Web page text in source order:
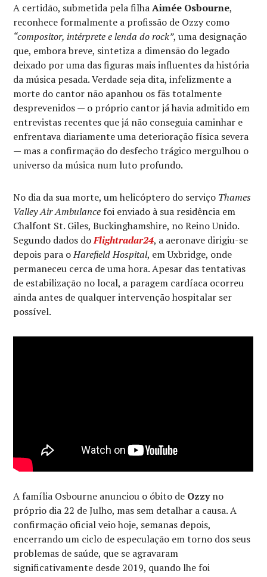
A certidão, submetida pela filhaAimée Osbourne,
reconhece formalmente a profissão de Ozzy como
“compositor, intérprete e lenda do rock”, uma designação
que, embora breve, sintetiza a dimensão do legado
deixado por uma das figuras mais influentes da história
da música pesada. Verdade seja dita, infelizmente a
morte do cantor não apanhou os fãs totalmente
desprevenidos — o próprio cantor já havia admitido em
entrevistas recentes que já não conseguia caminhar e
enfrentava diariamente uma deterioração física severa
— mas a confirmação do desfecho trágico mergulhou o
universo da música num luto profundo.
No dia da sua morte, um helicóptero do serviço Thames
Valley Air Ambulance foi enviado à sua residência em
Chalfont St. Giles, Buckinghamshire, no Reino Unido.
Segundo dados doFlightradar24, a aeronave dirigiu-se
depois para oHarefield Hospital, em Uxbridge, onde
permaneceu cerca de uma hora. Apesar das tentativas
de estabilização no local, a paragem cardíaca ocorreu
ainda antes de qualquer intervenção hospitalar ser
possível.
A família Osbourne anunciou o óbito de Ozzyno
próprio dia 22 de Julho, mas sem detalhar a causa. A
confirmação oficial veio hoje, semanas depois,
encerrando um ciclo de especulação em torno dos seus
problemas de saúde, que se agravaram
significativamente desde 2019, quando lhe foi